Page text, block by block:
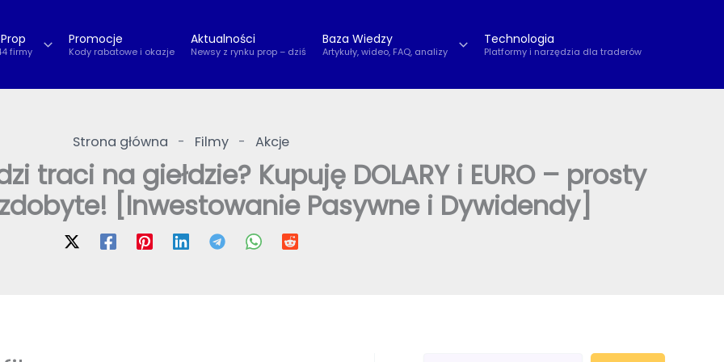
firmy
Promocje
Kody rabatowe i okazje
Aktualności
Newsy z rynku prop – dziś
Baza Wiedzy
Artykuły, wideo, FAQ, analizy
Technologia
Platformy i narzędzia dla traderów
Strona główna - Filmy - Akcje
traci na giełdzie? Kupuję DOLARY i EURO – prosty
zdobyte! [Inwestowanie Pasywne i Dywidendy]